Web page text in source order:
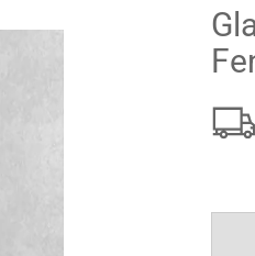
Konto